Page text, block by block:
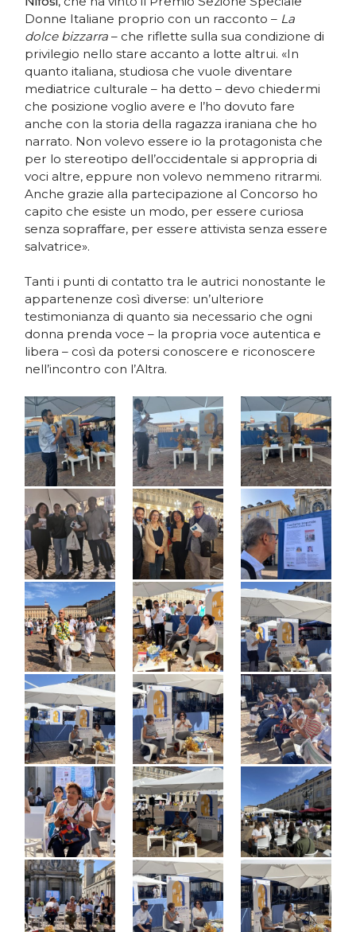
Donne Italiane proprio con un racconto – La
dolce bizzarra – che riflette sulla sua condizione di
privilegio nello stare accanto a lotte altrui. «In
quanto italiana, studiosa che vuole diventare
mediatrice culturale – ha detto – devo chiedermi
che posizione voglio avere e l’ho dovuto fare
anche con la storia della ragazza iraniana che ho
narrato. Non volevo essere io la protagonista che
per lo stereotipo dell’occidentale si appropria di
voci altre, eppure non volevo nemmeno ritrarmi.
Anche grazie alla partecipazione al Concorso ho
capito che esiste un modo, per essere curiosa
senza sopraffare, per essere attivista senza essere
salvatrice».
Tanti i punti di contatto tra le autrici nonostante le
appartenenze così diverse: un’ulteriore
testimonianza di quanto sia necessario che ogni
donna prenda voce – la propria voce autentica e
libera – così da potersi conoscere e riconoscere
nell’incontro con l’Altra.